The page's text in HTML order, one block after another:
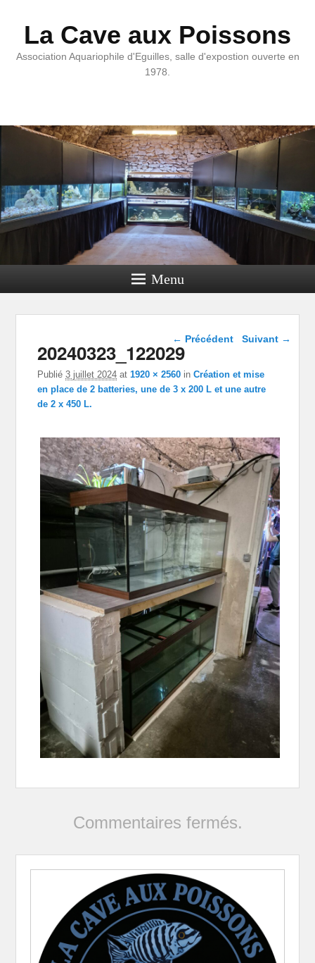
La Cave aux Poissons
Association Aquariophile d'Eguilles, salle d'expostion ouverte en
1978.
Menu
Navigation dans les
← Précédent Suivant →
20240323_122029
Publié3 juillet 2024 at1920 × 2560 inCréation et mise
en place de 2 batteries, une de 3 x 200 L et une autre
de 2 x 450 L.
Commentaires fermés.